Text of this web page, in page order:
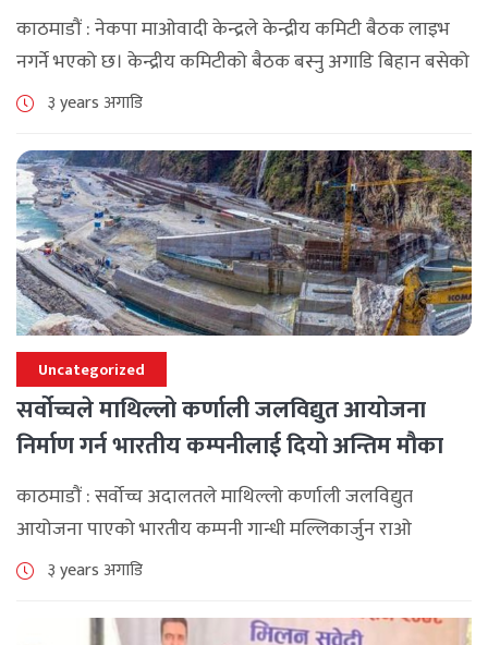
काठमाडौं : नेकपा माओवादी केन्द्रले केन्द्रीय कमिटी बैठक लाइभ
नगर्ने भएको छ। केन्द्रीय कमिटीको बैठक बस्नु अगाडि बिहान बसेको
माओवादी केन्द्रको पदाधिकारी बैठकले प्रत्यक्ष प्रशारण नगर्ने निर्णय
३ years अगाडि
Uncategorized
सर्वोच्चले माथिल्लो कर्णाली जलविद्युत आयोजना
निर्माण गर्न भारतीय कम्पनीलाई दियो अन्तिम मौका
काठमाडौं : सर्वोच्च अदालतले माथिल्लो कर्णाली जलविद्युत
आयोजना पाएको भारतीय कम्पनी गान्धी मल्लिकार्जुन राओ
(जीएमआर)लाई लगानी जुटाउन दुई वर्ष समय थप्ने सरकारको
३ years अगाडि